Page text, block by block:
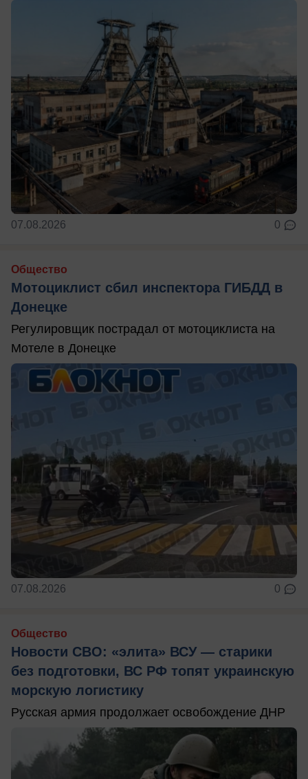
07.08.2026 0
Общество
Мотоциклист сбил инспектора ГИБДД в
Донецке
Регулировщик пострадал от мотоциклиста на
Мотеле в Донецке
07.08.2026 0
Общество
Новости СВО: «элита» ВСУ — старики
без подготовки, ВС РФ топят украинскую
морскую логистику
Русская армия продолжает освобождение ДНР